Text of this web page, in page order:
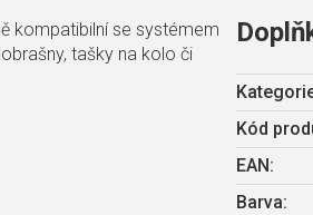
kompatibilní se systémem
tašky na kolo či
Kód
EAN :
Barva: